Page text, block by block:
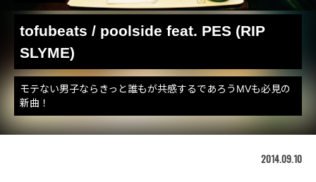
tofubeats / poolside feat. PES (RIP
SLYME)
モテない男子ならきっと誰もが共感するであろうMVも必見の
新曲！
2014.09.10